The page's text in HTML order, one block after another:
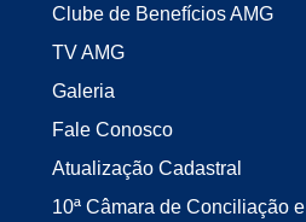
Clube de Benefícios AMG
TV AMG
Galeria
Fale Conosco
Atualização Cadastral
10ª Câmara de Conciliação e